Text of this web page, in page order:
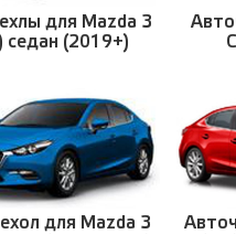
для Mazda 3
седан (2019+)
для Mazda 3